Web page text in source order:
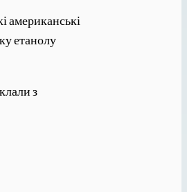
американські
етанолу
з